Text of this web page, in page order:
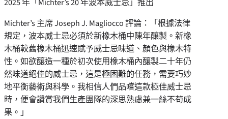
Michter’s 主席Joseph J. Magliocco評論：「根據法律
規定，波本威士忌必須於新橡木桶中陳年釀製。新橡
木桶較舊橡木桶迅速賦予威士忌味道、顏色與橡木特
性。如欲釀造一種於初次使用橡木桶內釀製二十年仍
然味道絕佳的威士忌，這是極困難的任務，需要巧妙
地平衡藝術與科學。我相信人們品嚐這款極佳威士忌
時，便會讚賞我們生產團隊的深思熟慮兼一絲不苟成
果。」